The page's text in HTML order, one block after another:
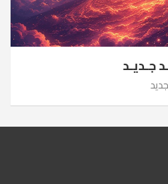
جـديـد